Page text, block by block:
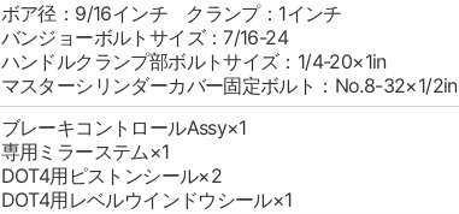
ボア径：9/16インチ クランプ：1インチ
バンジョーボルトサイズ：7/16-24
ハンドルクランプ部ボルトサイズ：1/4-20×1in
マスターシリンダーカバー固定ボルト：No.8-32×1/2in
ブレーキコントロールAssy×1
専用ミラーステム×1
DOT4用ピストンシール×2
DOT4用レベルウインドウシール×1